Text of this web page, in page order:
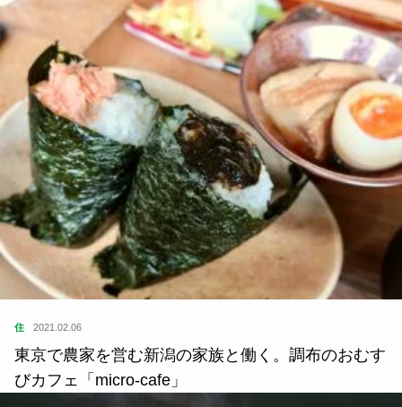
住 2021.02.06
東京で農家を営む新潟の家族と働く。調布のおむす
びカフェ「micro-cafe」